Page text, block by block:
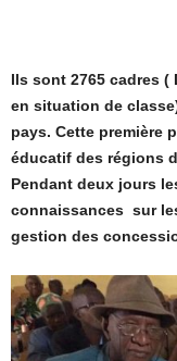
Ils sont 2765 cadres (
en situation de
pays. Cette première
éducatif des régions
Pendant deux jours
connaissances sur
gestion des